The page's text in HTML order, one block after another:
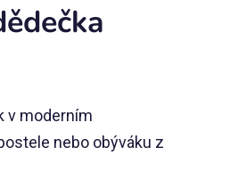
v moderním
nebo obýváku z